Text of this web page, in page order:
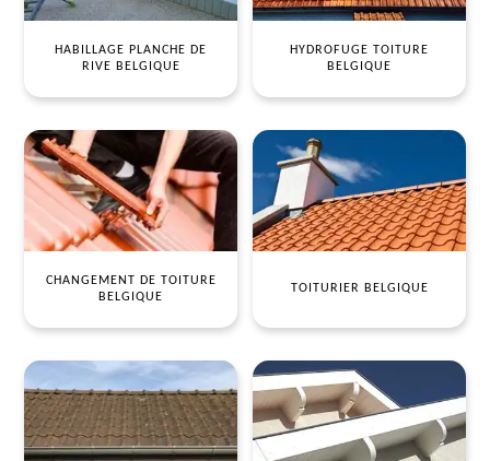
HABILLAGE PLANCHE DE
RIVE BELGIQUE
HYDROFUGE TOITURE
BELGIQUE
CHANGEMENT DE TOITURE
BELGIQUE
TOITURIER BELGIQUE